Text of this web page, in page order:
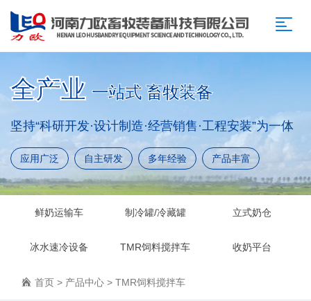
全产业 一站式 畜牧装备
坚持“科研开发·设计制造·经营销售·工程安装”为一体
应用广泛 自主研发 多年经验 产品丰富
鲜奶运输车 制冷罐/冷藏罐 立式奶仓
冰水速冷设备 TMR饲料搅拌车 收奶平台
首页 > 产品中心 > TMR饲料搅拌车